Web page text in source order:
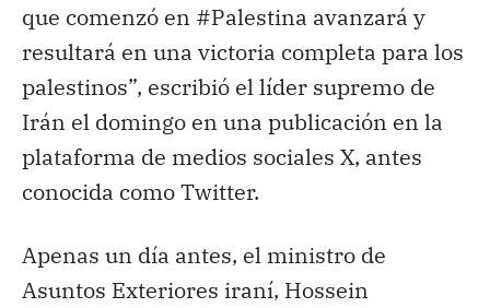
que comenzó en #Palestina avanzará y
resultará en una victoria completa para los
palestinos”, escribió el líder supremo de
Irán el domingo en una publicación en la
plataforma de medios sociales X, antes
conocida como Twitter.
Apenas un día antes, el ministro de
Asuntos Exteriores iraní, Hossein